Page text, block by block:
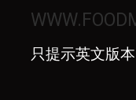
只提示英文版本